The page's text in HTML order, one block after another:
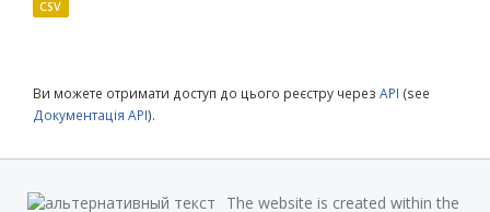
CSV
Ви можете отримати доступ до цього реєстру через API (see
Документація API).
The website is created within the